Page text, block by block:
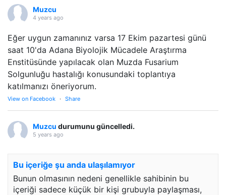
Muzcu
4 years ago
Eğer uygun zamanınız varsa 17 Ekim pazartesi günü
saat 10'da Adana Biyolojik Mücadele Araştırma
Enstitüsünde yapılacak olan Muzda Fusarium
Solgunluğu hastalığı konusundaki toplantıya
katılmanızı öneriyorum.
View on Facebook · Share
Muzcu durumunu güncelledi.
5 years ago
Bu içeriğe şu anda ulaşılamıyor
Bunun olmasının nedeni genellikle sahibinin bu
içeriği sadece küçük bir kişi grubuyla paylaşması,